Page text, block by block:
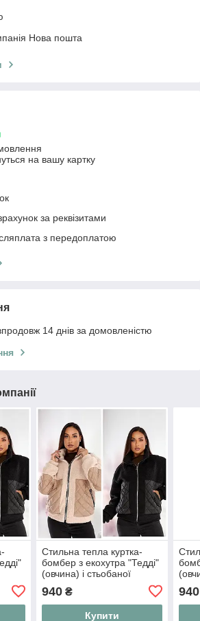
Нова пошта
на вашу картку
за реквізитами
з передоплатою
14 днів за домовленістю
Стильна тепла куртка-
бомбер з екохутра "Тедді"
(овчина) і стьобаної
42,44,46,48 бежевий,
чорний, 46
940₴
Купити
940